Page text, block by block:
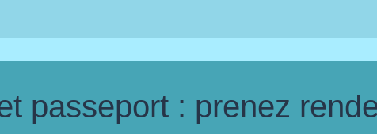
passeport : prenez